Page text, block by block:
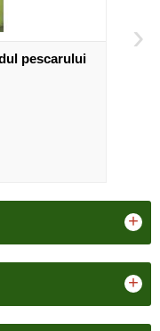
pescarului
›
+
+